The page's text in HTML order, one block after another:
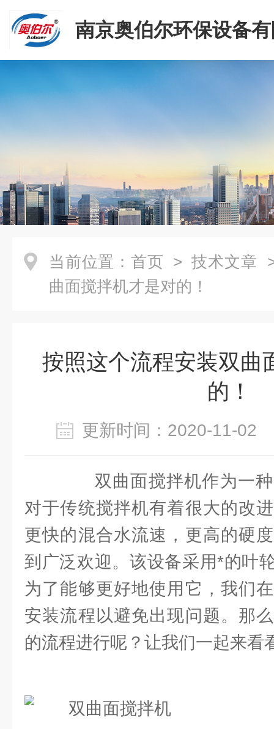
南京奥伯尔环保设备
当前位置： 首页 > 技术文章
曲面搅拌机才是对的！
按照这个流程安装双曲
的！
更新时间：2020-11-
双曲面搅拌机作为一种
对于传统搅拌机有着很大的改
更快的混合水流速，更高的硬
到广泛欢迎。该设备采用*的叶
为了能够更好地使用它，我们
安装流程以避免出现问题。那
的流程进行呢？让我们一起来看